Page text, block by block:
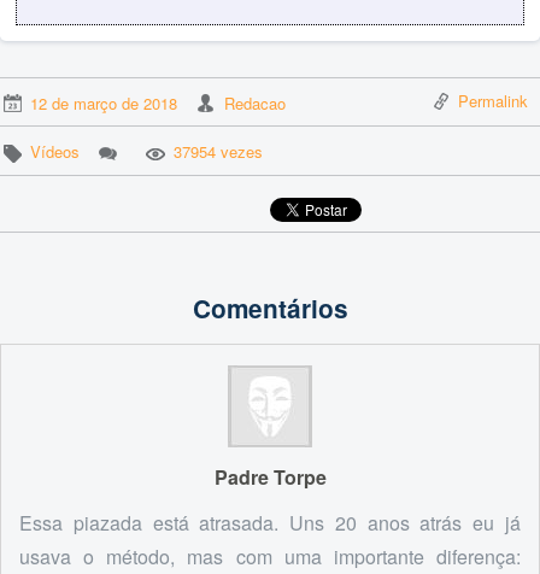
12 de março de 2018 Redacao Permalink
Vídeos 37954 vezes
Comentários
Padre Torpe
Essa piazada está atrasada. Uns 20 anos atrás eu já
usava o método, mas com uma importante diferença: